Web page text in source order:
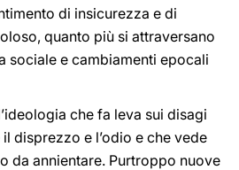
di insicurezza e di
quanto più si attraversano
sociale e cambiamenti epocali
che fa leva sui disagi
disprezzo e l’odio e che vede
da annientare. Purtroppo nuove